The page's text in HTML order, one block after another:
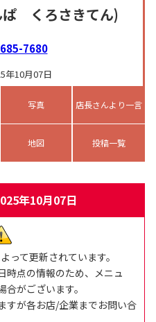
ぱ くろさきてん)
7680
年10月07日
写真 店長さんより一言
地図 投稿一覧
年10月07日
って更新されています。
時点の情報のため、メニュ
がございます。
すが各お店/企業までお問い合